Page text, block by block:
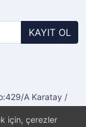
için, çerezler
KAYIT OL
A Karatay /